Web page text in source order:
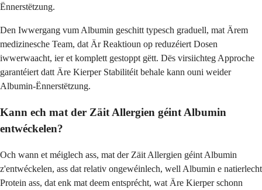
Ënnerstëtzung.
Den Iwwergang vum Albumin geschitt typesch graduell, mat Ärem
medizinesche Team, dat Är Reaktioun op reduzéiert Dosen
iwwerwaacht, ier et komplett gestoppt gëtt. Dës virsiichteg Approche
garantéiert datt Äre Kierper Stabilitéit behale kann ouni weider
Albumin-Ënnerstëtzung.
Kann ech mat der Zäit Allergien géint Albumin
entwéckelen?
Och wann et méiglech ass, mat der Zäit Allergien géint Albumin
z'entwéckelen, ass dat relativ ongewéinlech, well Albumin e natierlecht
Protein ass, dat enk mat deem entsprécht, wat Äre Kierper schonn